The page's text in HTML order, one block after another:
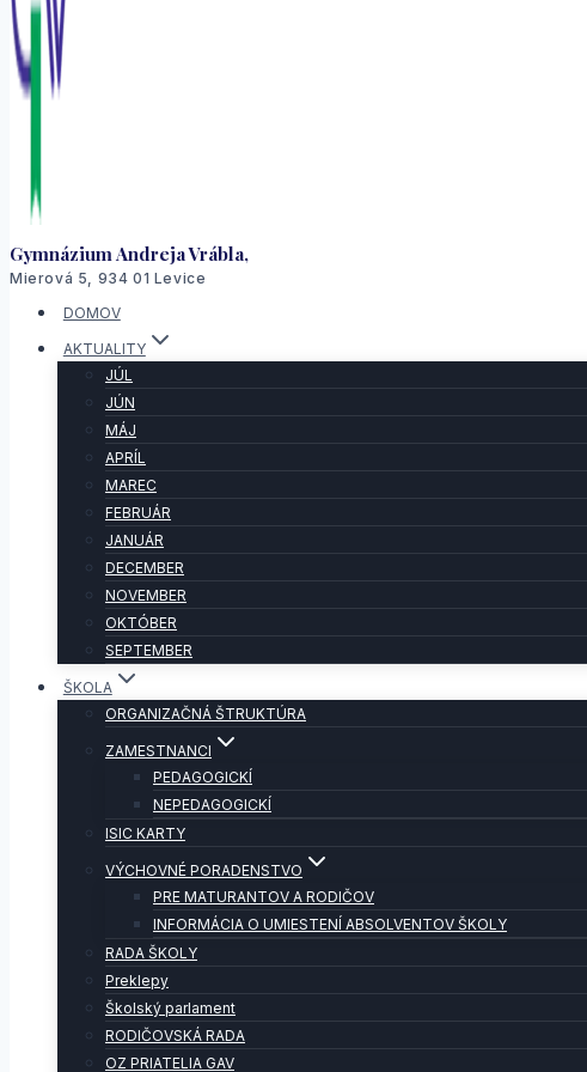
Gymnázium Andreja Vrábla,
Mierová 5, 934 01 Levice
DOMOV
AKTUALITY
JÚL
JÚN
MÁJ
APRÍL
MAREC
FEBRUÁR
JANUÁR
DECEMBER
NOVEMBER
OKTÓBER
SEPTEMBER
ŠKOLA
ORGANIZAČNÁ ŠTRUKTÚRA
ZAMESTNANCI
PEDAGOGICKÍ
NEPEDAGOGICKÍ
ISIC KARTY
VÝCHOVNÉ PORADENSTVO
PRE MATURANTOV A RODIČOV
INFORMÁCIA O UMIESTENÍ ABSOLVENTOV ŠKOLY
RADA ŠKOLY
Preklepy
Školský parlament
RODIČOVSKÁ RADA
OZ PRIATELIA GAV